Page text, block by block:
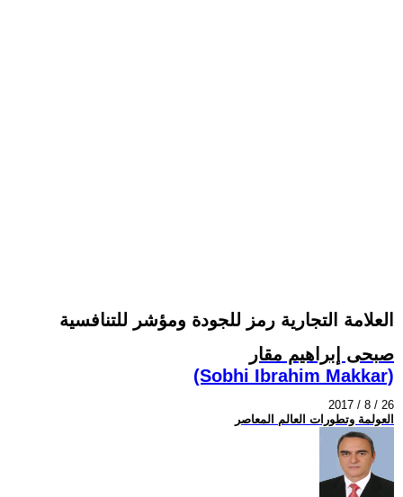
العلامة التجارية رمز للجودة ومؤشر للتنافسية
صبحى إبراهيم مقار
(Sobhi Ibrahim Makkar)
2017 / 8 / 26
العولمة وتطورات العالم المعاصر